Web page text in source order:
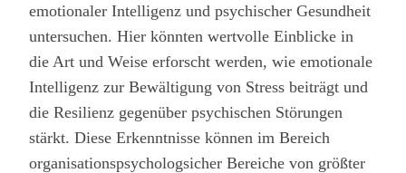
emotionaler Intelligenz und psychischer Gesundheit
untersuchen. Hier könnten wertvolle Einblicke in
die Art und Weise erforscht werden, wie emotionale
Intelligenz zur Bewältigung von Stress beiträgt und
die Resilienz gegenüber psychischen Störungen
stärkt. Diese Erkenntnisse können im Bereich
organisationspsychologsicher Bereiche von größter